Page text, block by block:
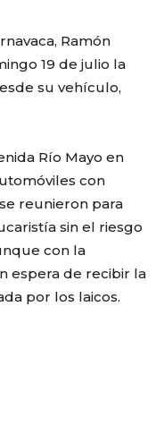
Ramón
19 de julio la
su vehículo,
Río Mayo en
con
reunieron para
sin el riesgo
con la
espera de recibir la
por los laicos.